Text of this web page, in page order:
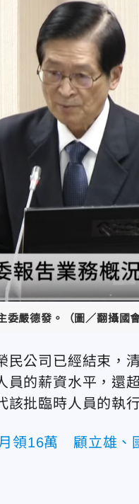
委嚴德發。（圖／翻攝國
民公司已經結束，
員的薪資水平，還
批臨時人員的執
領16萬 顧立雄、